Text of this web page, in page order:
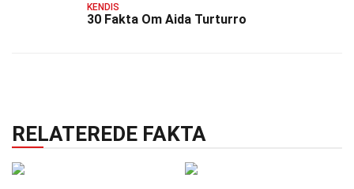
KENDIS
30 Fakta Om Aida Turturro
RELATEREDE FAKTA